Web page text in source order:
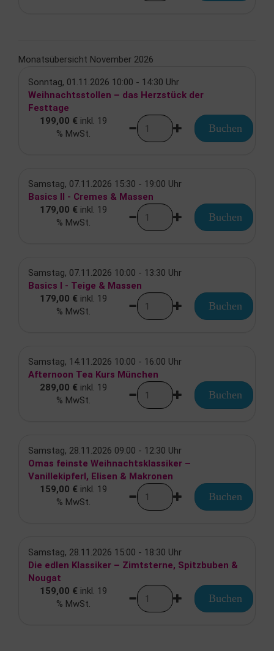
Monatsübersicht November 2026
Sonntag, 01.11.2026 10:00 - 14:30 Uhr
Weihnachtsstollen – das Herzstück der
Festtage
199,00 € inkl. 19
% MwSt.
Buchen
Samstag, 07.11.2026 15:30 - 19:00 Uhr
Basics II - Cremes & Massen
179,00 € inkl. 19
% MwSt.
Buchen
Samstag, 07.11.2026 10:00 - 13:30 Uhr
Basics I - Teige & Massen
179,00 € inkl. 19
% MwSt.
Buchen
Samstag, 14.11.2026 10:00 - 16:00 Uhr
Afternoon Tea Kurs München
289,00 € inkl. 19
% MwSt.
Buchen
Samstag, 28.11.2026 09:00 - 12:30 Uhr
Omas feinste Weihnachtsklassiker –
Vanillekipferl, Elisen & Makronen
159,00 € inkl. 19
% MwSt.
Buchen
Samstag, 28.11.2026 15:00 - 18:30 Uhr
Die edlen Klassiker – Zimtsterne, Spitzbuben &
Nougat
159,00 € inkl. 19
% MwSt.
Buchen